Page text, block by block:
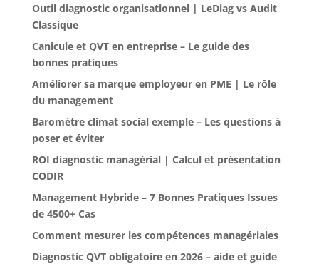
Outil diagnostic organisationnel | LeDiag vs Audit
Classique
Canicule et QVT en entreprise – Le guide des
bonnes pratiques
Améliorer sa marque employeur en PME | Le rôle
du management
Baromètre climat social exemple – Les questions à
poser et éviter
ROI diagnostic managérial | Calcul et présentation
CODIR
Management Hybride – 7 Bonnes Pratiques Issues
de 4500+ Cas
Comment mesurer les compétences managériales
Diagnostic QVT obligatoire en 2026 – aide et guide